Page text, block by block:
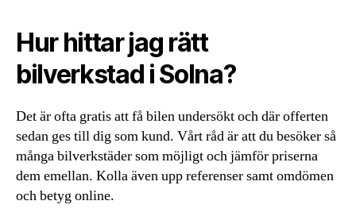
Hur hittar jag rätt
bilverkstad i Solna?
Det är ofta gratis att få bilen undersökt och där offerten
sedan ges till dig som kund. Vårt råd är att du besöker så
många bilverkstäder som möjligt och jämför priserna
dem emellan. Kolla även upp referenser samt omdömen
och betyg online.